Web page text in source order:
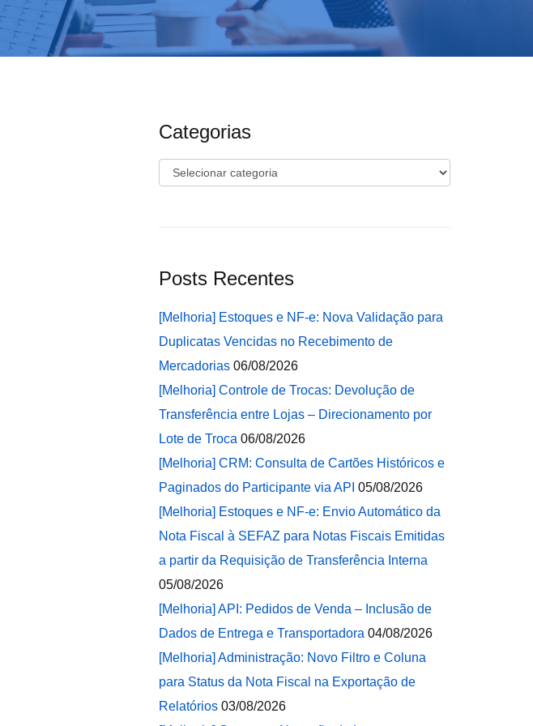
Categorias
Categorias
Posts Recentes
[Melhoria] Estoques e NF-e: Nova Validação para
Duplicatas Vencidas no Recebimento de
Mercadorias 06/08/2026
[Melhoria] Controle de Trocas: Devolução de
Transferência entre Lojas – Direcionamento por
Lote de Troca 06/08/2026
[Melhoria] CRM: Consulta de Cartões Históricos e
Paginados do Participante via API 05/08/2026
[Melhoria] Estoques e NF-e: Envio Automático da
Nota Fiscal à SEFAZ para Notas Fiscais Emitidas
a partir da Requisição de Transferência Interna
05/08/2026
[Melhoria] API: Pedidos de Venda – Inclusão de
Dados de Entrega e Transportadora 04/08/2026
[Melhoria] Administração: Novo Filtro e Coluna
para Status da Nota Fiscal na Exportação de
Relatórios 03/08/2026